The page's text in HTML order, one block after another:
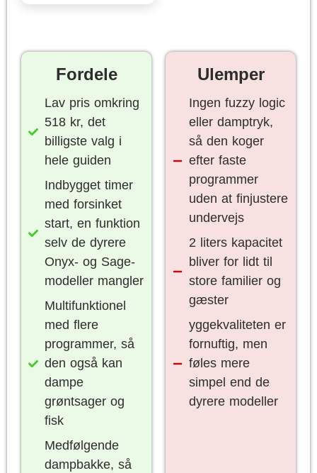
Fordele
Lav pris omkring
518 kr, det
billigste valg i
hele guiden
Indbygget timer
med forsinket
start, en funktion
selv de dyrere
Onyx- og Sage-
modeller mangler
Multifunktionel
med flere
programmer, så
den også kan
dampe
grøntsager og
fisk
Medfølgende
dampbakke, så
Ulemper
Ingen fuzzy logic
eller damptryk,
så den koger
efter faste
programmer
uden at finjustere
undervejs
2 liters kapacitet
bliver for lidt til
store familier og
gæster
yggekvaliteten er
fornuftig, men
føles mere
simpel end de
dyrere modeller